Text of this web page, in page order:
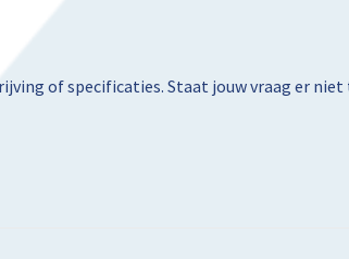
of specificaties. Staat jouw vraag er